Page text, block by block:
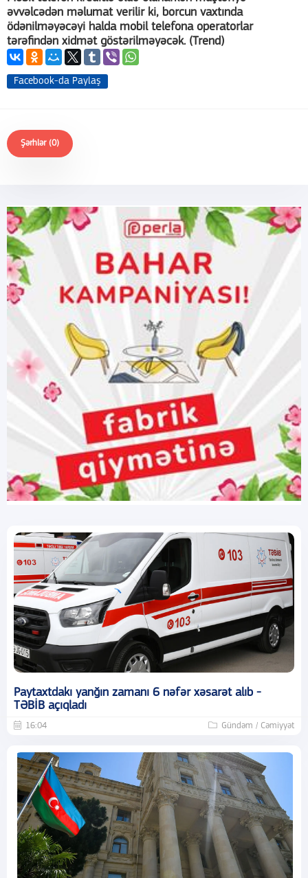
əvvəlcədən məlumat verilir ki, borcun vaxtında
ödənilməyəcəyi halda mobil telefona operatorlar
tərəfindən xidmət göstərilməyəcək. (Trend)
Facebook-da Paylaş
Şərhlər (0)
Paytaxtdakı yanğın zamanı 6 nəfər xəsarət alıb -
TƏBİB açıqladı
16:04 Gündəm / Cəmiyyət